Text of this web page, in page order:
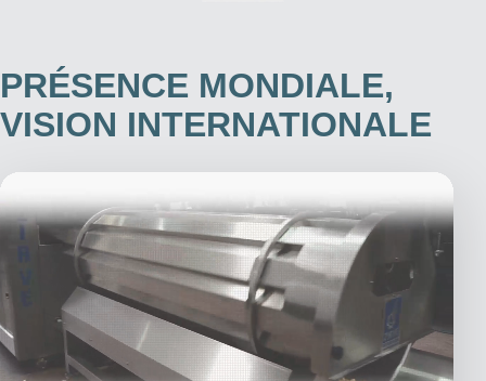
PRÉSENCE MONDIALE,
VISION INTERNATIONALE